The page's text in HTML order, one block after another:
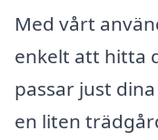
Med vårt
enkelt att hitta
passar just
en liten